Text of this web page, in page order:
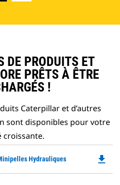
DE PRODUITS ET
PRÊTS À ÊTRE
!
Caterpillar et d’autres
sont disponibles pour votre
croissante.
Hydrauliques file_download